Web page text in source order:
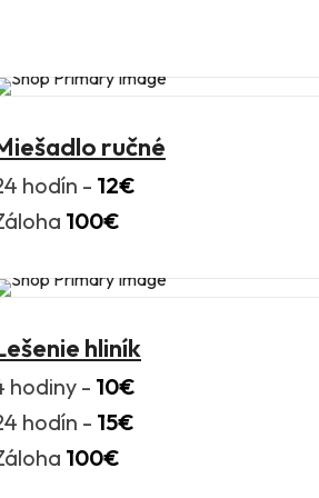
ručné
hodín - 12€
100€
hliník
hodiny - 10€
hodín - 15€
100€